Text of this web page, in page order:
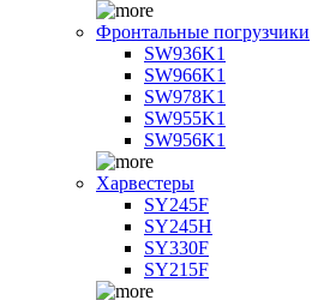
Фронтальные погрузчики
SW936K1
SW966K1
SW978K1
SW955K1
SW956K1
Харвестеры
SY245F
SY245H
SY330F
SY215F